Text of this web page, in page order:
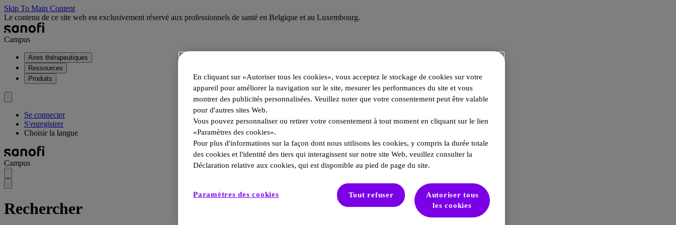
Skip To Main Content
Le contenu de ce site web est exclusivement réservé aux professionnels de santé en Belgique et au Luxembourg.
Campus
Aires thérapeutiques
Ressources
Produits
Se connecter
S'enregistrer
Choisir la langue
Campus
Rechercher
En cliquant sur «Autoriser tous les cookies», vous acceptez le stockage de cookies sur votre
appareil pour améliorer la navigation sur le site, mesurer les performances du site et vous
montrer des publicités personnalisées. Veuillez noter que votre consentement peut être valable
pour d'autres sites Web.
Vous pouvez personnaliser ou retirer votre consentement à tout moment en cliquant sur le lien
«Paramètres des cookies».
Pour plus d'informations sur la façon dont nous utilisons les cookies, y compris la durée totale
des cookies et l'identité des tiers qui interagissent sur notre site Web, veuillez consulter la
Déclaration relative aux cookies, qui est disponible au pied de page du site.
Paramètres des cookies Tout refuser
Autoriser tous
les cookies